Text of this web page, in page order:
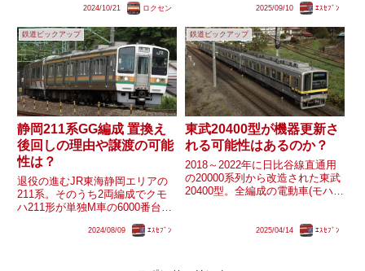
マン列車が混在する運行体系とな
めません。なお、運行系統が一...
2024/10/21 ロクセン
者において2035年度までに非
式)を置き換えることを提言して
います。一方で東武やJ...
2025/09/10 ｴｽｾﾌﾞﾝ
鉄道ピックアップ
静岡211系GG編成 置換え
後回しの理由や譲渡の可能
性は？
退役の進むJR東海静岡エリアの
211系。そのうち2両編成でクモ
ハ211形が単独M車の6000番台と
24日の時点で廃車となった編成
2024/08/09 ｴｽｾﾌﾞﾝ
鉄道ピックアップ
東武20400型が機器更新さ
れる可能性はあるのか？
2018～2022年に日比谷線直通用
の20000系列から改造された東武
20400型。全編成の電動車(モハ)
されないまま改造・転用されまし
2025/04/14 ｴｽｾﾌﾞﾝ